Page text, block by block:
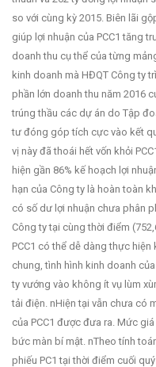
so với cùng kỳ 2015. Biên lãi
giúp lợi nhuận của PCC1 tăng
doanh thu cụ thể của từng
kinh doanh mà HĐQT Công ty
phần lớn doanh thu năm 2016
trúng thầu các dự án do Tập
tư đóng góp tích cực vào kết
vị này đã thoái hết vốn khỏi
hiện gần 86% kế hoạch lợi
hạn của Công ty là hoàn toàn
có số dư lợi nhuận chưa phân
Công ty tại cùng thời điểm
PCC1 có thể dễ dàng thực hiện
chung, tình hình kinh doanh
ty vướng vào không ít vụ lùm
tải điện. nHiện tại vẫn chưa có
của PCC1 được đưa ra. Mức
bức màn bí mật. nTheo tính
phiếu PC1 tại thời điểm cuối